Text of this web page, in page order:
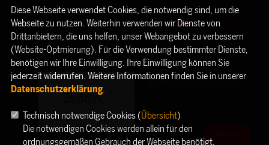
Die Rechte als Betroffener aus der DSGVO ( Datenschutzerklärung
habe ich gelesen und verstanden.
Diese Webseite verwendet Cookies, die notwendig sind, um die
Webseite zu nutzen. Weiterhin verwenden wir Dienste von
Drittanbietern, die uns helfen, unser Webangebot zu verbessern
(Website-Optmierung). Für die Verwendung bestimmter Dienste,
benötigen wir Ihre Einwilligung. Ihre Einwilligung können Sie
jederzeit widerrufen. Weitere Informationen finden Sie in unserer
Datenschutzerklärung.
Technisch notwendige Cookies (Übersicht)
Die notwendigen Cookies werden allein für den
ordnungsgemäßen Gebrauch der Webseite benötigt.